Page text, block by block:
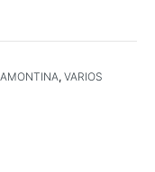
, VARIOS